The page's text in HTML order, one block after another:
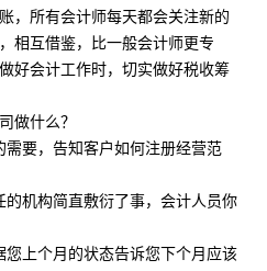
，所有会计师每天都会关注新的
相互借鉴，比一般会计师更专
好会计工作时，切实做好税收筹
做什么？
需要，告知客户如何注册经营范
机构简直敷衍了事，会计人员你
上个月的状态告诉您下个月应该